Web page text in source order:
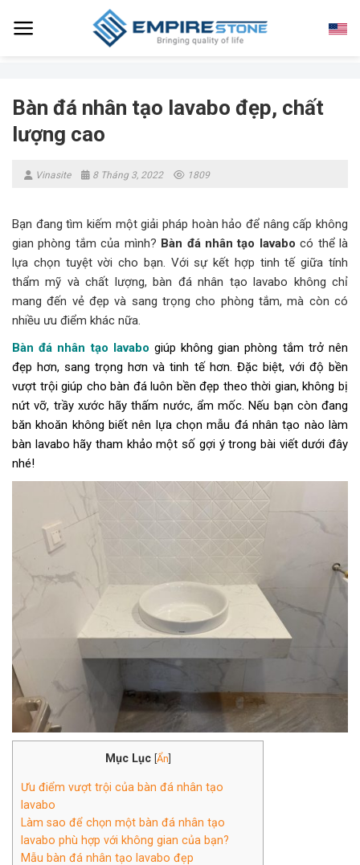
Bàn đá nhân tạo lavabo đẹp, chất
lượng cao
Vinasite 8 Tháng 3, 2022 1809
Bạn đang tìm kiếm một giải pháp hoàn hảo để nâng cấp không
gian phòng tắm của mình? Bàn đá nhân tạo lavabo có thể là
lựa chọn tuyệt vời cho bạn. Với sự kết hợp tinh tế giữa tính
thẩm mỹ và chất lượng, bàn đá nhân tạo lavabo không chỉ
mang đến vẻ đẹp và sang trọng cho phòng tắm, mà còn có
nhiều ưu điểm khác nữa.
Bàn đá nhân tạo lavabo giúp không gian phòng tắm trở nên
đẹp hơn, sang trọng hơn và tinh tế hơn. Đặc biệt, với độ bền
vượt trội giúp cho bàn đá luôn bền đẹp theo thời gian, không bị
nứt vỡ, trầy xước hãy thấm nước, ẩm mốc. Nếu bạn còn đang
băn khoăn không biết nên lựa chọn mẫu đá nhân tạo nào làm
bàn lavabo hãy tham khảo một số gợi ý trong bài viết dưới đây
nhé!
Mục Lục [Ẩn]
Ưu điểm vượt trội của bàn đá nhân tạo
lavabo
Làm sao để chọn một bàn đá nhân tạo
lavabo phù hợp với không gian của bạn?
Mẫu bàn đá nhân tạo lavabo đẹp